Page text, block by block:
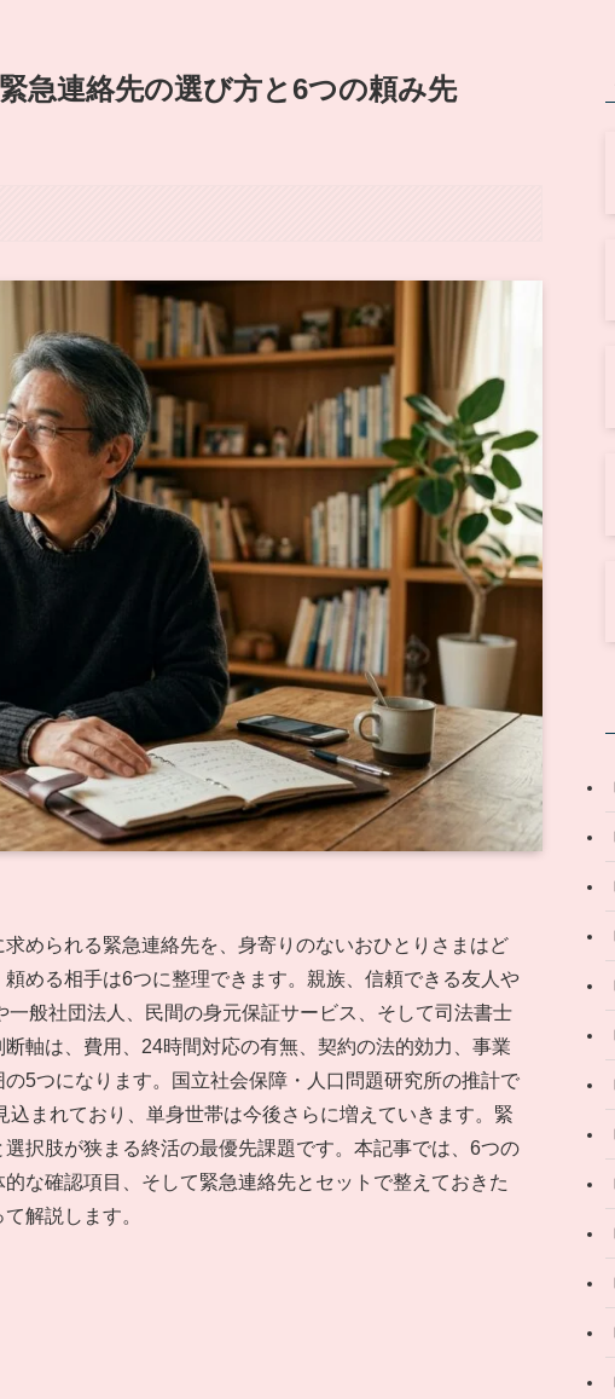
急連絡先の選び方と6つの頼み先
められる緊急連絡先を、身寄りのないおひとりさまはど
める相手は6つに整理できます。親族、信頼できる友人や
般社団法人、民間の身元保証サービス、そして司法書士
軸は、費用、24時間対応の有無、契約の法的効力、事業
5つになります。国立社会保障・人口問題研究所の推計で
まれており、単身世帯は今後さらに増えていきます。緊
択肢が狭まる終活の最優先課題です。本記事では、6つの
な確認項目、そして緊急連絡先とセットで整えておきた
解説します。